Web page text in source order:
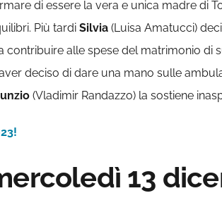
di essere la vera e unica madre di
Più tardi Silvia (Luisa Amatucci)
contribuire alle spese del matrimonio di
deciso di dare una mano sulle
(Vladimir Randazzo) la sostiene
13